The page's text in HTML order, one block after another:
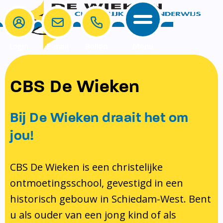
School
School
Onze visie rondom christelijke
identiteit
Pedagogisch klimaat en veiligheid
Bibliotheek
Ondersteuning
Ouders
MR & GMR
Aanmelden nieuwe leerling
Verlof aanvragen
Bibliotheek op school
Te weinig geld?
Contact
E-mail
CBS De Wieken
Bij De Wieken draait het om
jou!
CBS De Wieken is een christelijke
ontmoetingsschool, gevestigd in een
historisch gebouw in Schiedam-West. Bent
u als ouder van een jong kind of als